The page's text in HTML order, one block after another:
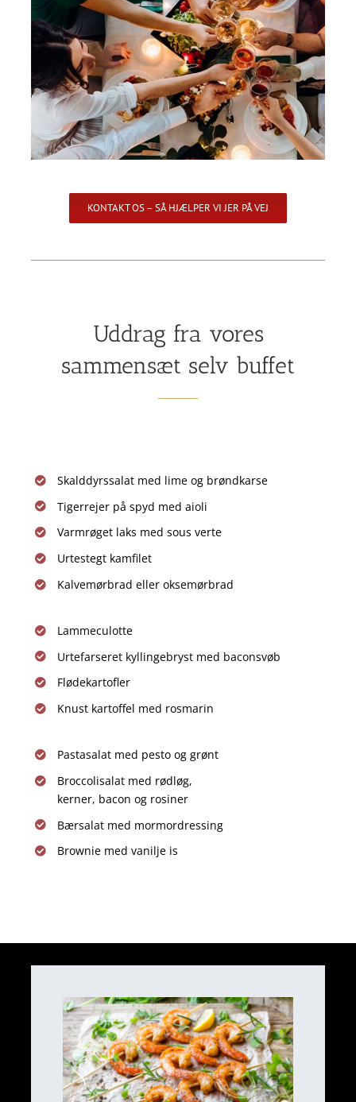
KONTAKT OS – SÅ HJÆLPER VI JER PÅ VEJ
Uddrag fra vores
sammensæt selv buffet
Skalddyrssalat med lime og brøndkarse
Tigerrejer på spyd med aioli
Varmrøget laks med sous verte
Urtestegt kamfilet
Kalvemørbrad eller oksemørbrad
Lammeculotte
Urtefarseret kyllingebryst med baconsvøb
Flødekartofler
Knust kartoffel med rosmarin
Pastasalat med pesto og grønt
Broccolisalat med rødløg,
kerner, bacon og rosiner
Bærsalat med mormordressing
Brownie med vanilje is